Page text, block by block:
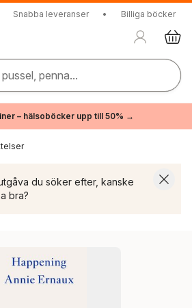
Snabba leveranser • Billiga böcker
penna...
– hälsoböcker upp till 50% →
du söker efter, kanske
bra?